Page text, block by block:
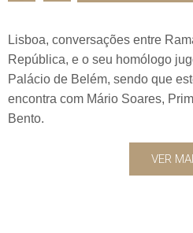
Lisboa, conversações entre
República, e o seu homólogo
Palácio de Belém, sendo que
encontra com Mário Soares,
Bento.
VER